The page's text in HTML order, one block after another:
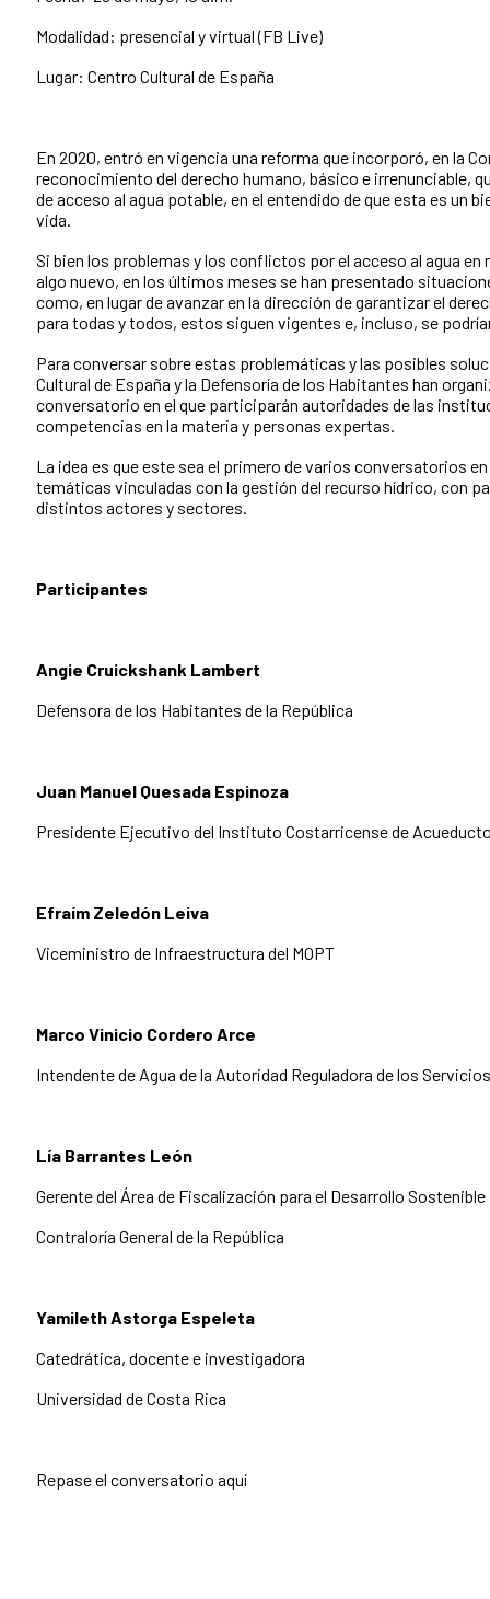
Modalidad: presencial y virtual (FB Live)
Lugar: Centro Cultural de España
En 2020, entró en vigencia una reforma que incorporó, en la
reconocimiento del derecho humano, básico e irrenunciable,
de acceso al agua potable, en el entendido de que esta es un
vida.
Si bien los problemas y los conflictos por el acceso al agua en
algo nuevo, en los últimos meses se han presentado
como, en lugar de avanzar en la dirección de garantizar el
para todas y todos, estos siguen vigentes e, incluso, se
Para conversar sobre estas problemáticas y las posibles
Cultural de España y la Defensoría de los Habitantes han
conversatorio en el que participarán autoridades de las
competencias en la materia y personas expertas.
La idea es que este sea el primero de varios conversatorios
temáticas vinculadas con la gestión del recurso hídrico, con
distintos actores y sectores.
Participantes
Angie Cruickshank Lambert
Defensora de los Habitantes de la República
Juan Manuel Quesada Espinoza
Presidente Ejecutivo del Instituto Costarricense de
Efraím Zeledón Leiva
Viceministro de Infraestructura del MOPT
Marco Vinicio Cordero Arce
Intendente de Agua de la Autoridad Reguladora de los
Lía Barrantes León
Gerente del Área de Fiscalización para el Desarrollo Sostenible
Contraloría General de la República
Yamileth Astorga Espeleta
Catedrática, docente e investigadora
Universidad de Costa Rica
Repase el conversatorio aquí